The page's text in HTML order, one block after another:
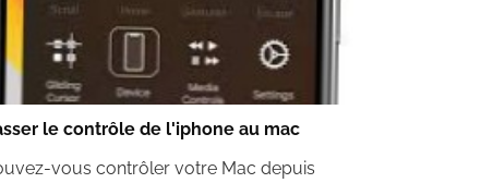
le contrôle de l'iphone au mac
vous contrôler votre Mac depuis